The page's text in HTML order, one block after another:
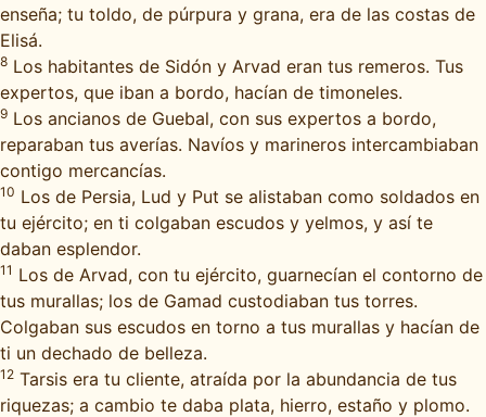
enseña; tu toldo, de púrpura y grana, era de las costas de
Elisá.
8 Los habitantes de Sidón y Arvad eran tus remeros. Tus
expertos, que iban a bordo, hacían de timoneles.
9 Los ancianos de Guebal, con sus expertos a bordo,
reparaban tus averías. Navíos y marineros intercambiaban
contigo mercancías.
10 Los de Persia, Lud y Put se alistaban como soldados en
tu ejército; en ti colgaban escudos y yelmos, y así te
daban esplendor.
11 Los de Arvad, con tu ejército, guarnecían el contorno de
tus murallas; los de Gamad custodiaban tus torres.
Colgaban sus escudos en torno a tus murallas y hacían de
ti un dechado de belleza.
12 Tarsis era tu cliente, atraída por la abundancia de tus
riquezas; a cambio te daba plata, hierro, estaño y plomo.